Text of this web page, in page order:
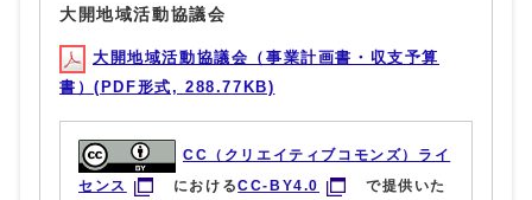
大開地域活動協議会
大開地域活動協議会（事業計画書・収支予算
書）(PDF形式, 288.77KB)
CC（クリエイティブコモンズ）ライ
センス
におけるCC-BY4.0
で提供いた